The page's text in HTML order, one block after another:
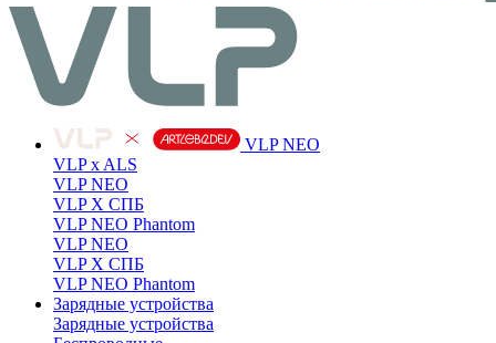
VLP NEO
VLP x ALS
VLP NEO
VLP X СПБ
VLP NEO Phantom
VLP NEO
VLP X СПБ
VLP NEO Phantom
Зарядные устройства
Зарядные устройства